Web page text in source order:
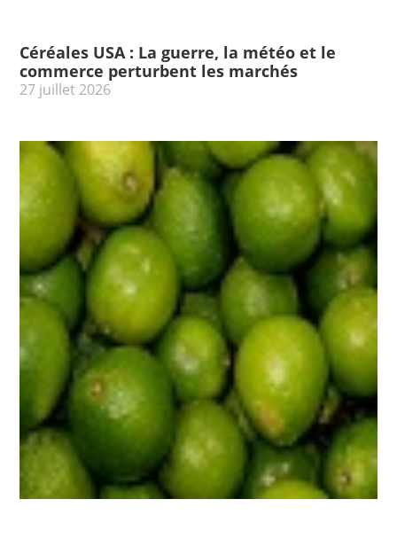
Céréales USA : La guerre, la météo et le
commerce perturbent les marchés
27 juillet 2026